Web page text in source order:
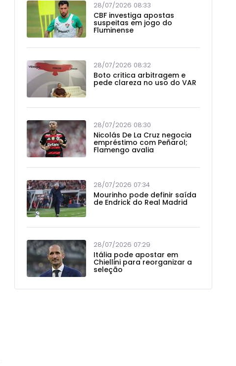
28/07/2026 08:33
CBF investiga apostas
suspeitas em jogo do
Fluminense
28/07/2026 08:32
Boto critica arbitragem e
pede clareza no uso do VAR
28/07/2026 08:30
Nicolás De La Cruz negocia
empréstimo com Peñarol;
Flamengo avalia
28/07/2026 07:34
Mourinho pode definir saída
de Endrick do Real Madrid
28/07/2026 07:29
Itália pode apostar em
Chiellini para reorganizar a
seleção